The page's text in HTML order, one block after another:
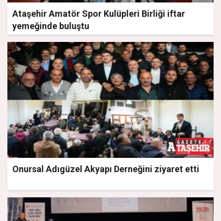
Ataşehir Amatör Spor Kulüpleri Birliği iftar
yemeğinde buluştu
Onursal Adıgüzel Akyapı Derneğini ziyaret etti